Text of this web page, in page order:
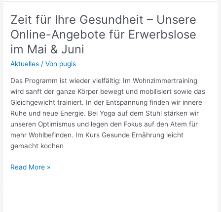
Zeit für Ihre Gesundheit – Unsere
Online-Angebote für Erwerbslose
im Mai & Juni
Aktuelles / Von pugis
Das Programm ist wieder vielfältig: Im Wohnzimmertraining
wird sanft der ganze Körper bewegt und mobilisiert sowie das
Gleichgewicht trainiert. In der Entspannung finden wir innere
Ruhe und neue Energie. Bei Yoga auf dem Stuhl stärken wir
unseren Optimismus und legen den Fokus auf den Atem für
mehr Wohlbefinden. Im Kurs Gesunde Ernährung leicht
gemacht kochen
Zeit
für
Ihre
Gesundheit
–
Online-
Angebote
für
Erwerbslose
im
Mai
&
Read More »